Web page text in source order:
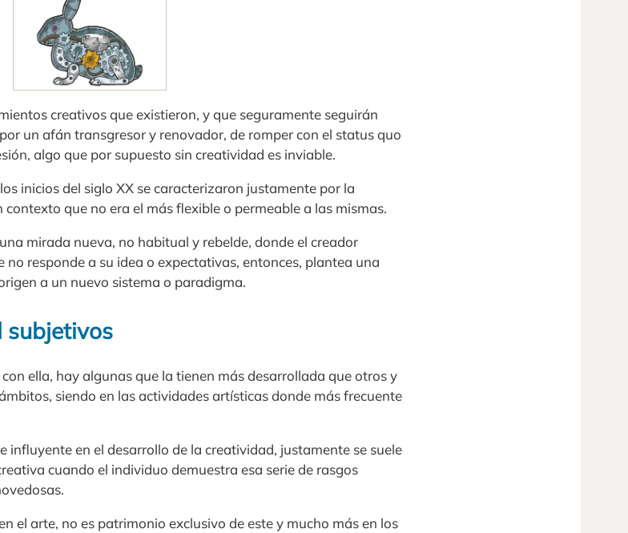
creativos que existieron, y que seguramente seguirán
un afán transgresor y renovador, de romper con el status quo
algo que por supuesto sin creatividad es inviable.
inicios del siglo XX se caracterizaron justamente por la
que no era el más flexible o permeable a las mismas.
mirada nueva, no habitual y rebelde, donde el creador
responde a su idea o expectativas, entonces, plantea una
a un nuevo sistema o paradigma.
subjetivos
ella, hay algunas que la tienen más desarrollada que otros y
siendo en las actividades artísticas donde más frecuente
influyente en el desarrollo de la creatividad, justamente se suele
cuando el individuo demuestra esa serie de rasgos
el arte, no es patrimonio exclusivo de este y mucho más en los